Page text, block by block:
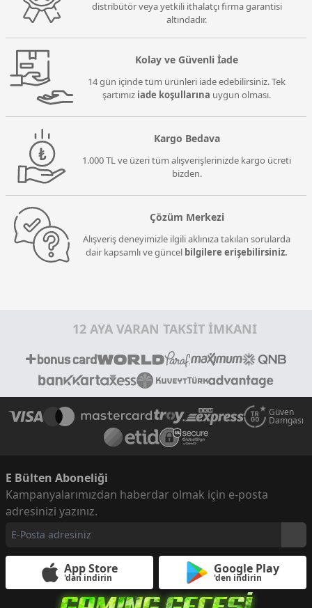
distribütör veya yetkili ithalatçı firma garantisi
altındadır.
Kolay ve Güvenli İade
14 gün içinde tüm ürünleri iade edebilirsiniz. Tek
şartımız iade koşullarına uygun olması.
Kargo Bedava
1.000 TL ve üzeri tüm alışverişlerinizde kargo ücreti
bizden.
Çözüm Merkezi
Alışveriş deneyimizle ilgili aklınıza takılan sorularda
dair kapsamlı ve güncel bilgilere erişebilirsiniz.
12 AYA VARAN TAKSİT İMKANI
Güven
Damgası
E Bülten Aboneliği
Kampanyalarımızdan haberdar olmak için e-posta
adresinizi yazınız.
App Store
'dan indirin
Google Play
'den indirin